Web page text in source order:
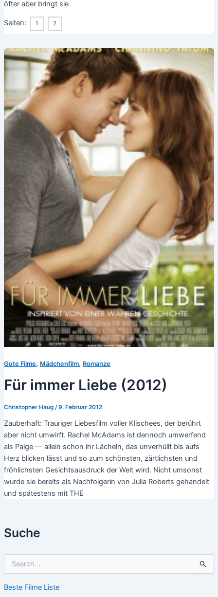
Suche
h
Beste Filme Liste
öfter aber bringt sie
Seiten: 1 2
Gute Filme, Mädchenfilm, Romanze
Für immer Liebe (2012)
Christopher Haug /9. Februar 2012
Zauberhaft: Trauriger Liebesfilm voller Klischees, der berührt
aber nicht umwirft. Rachel McAdams ist dennoch umwerfend
als Paige — allein schon ihr Lächeln, das unverhüllt bis aufs
Herz blicken lässt und so zum schönsten, zärtlichsten und
fröhlichsten Gesichtsausdruck der Welt wird. Nicht umsonst
wurde sie bereits als Nachfolgerin von Julia Roberts gehandelt
und spätestens mit THE